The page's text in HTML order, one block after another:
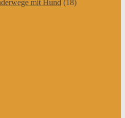
mit Hund (18)